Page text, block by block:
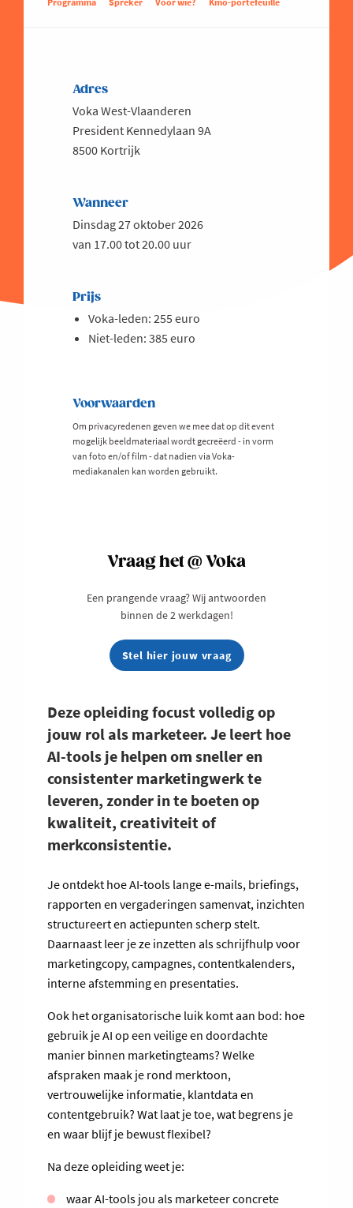
Deze opleiding focust volledig op
jouw rol als marketeer. Je leert hoe
AI-tools je helpen om sneller en
consistenter marketingwerk te
leveren, zonder in te boeten op
kwaliteit, creativiteit of
merkconsistentie.
Je ontdekt hoe AI-tools lange e-mails, briefings,
rapporten en vergaderingen samenvat, inzichten
structureert en actiepunten scherp stelt.
Daarnaast leer je ze inzetten als schrijfhulp voor
marketingcopy, campagnes, contentkalenders,
interne afstemming en presentaties.
Ook het organisatorische luik komt aan bod: hoe
gebruik je AI op een veilige en doordachte
manier binnen marketingteams? Welke
afspraken maak je rond merktoon,
vertrouwelijke informatie, klantdata en
contentgebruik? Wat laat je toe, wat begrens je
en waar blijf je bewust flexibel?
Na deze opleiding weet je:
waar AI-tools jou als marketeer concrete
Adres
Voka West-Vlaanderen
President Kennedylaan 9A
8500 Kortrijk
Wanneer
Dinsdag 27 oktober 2026
van 17.00 tot 20.00 uur
Prijs
Voka-leden: 255 euro
Niet-leden: 385 euro
Voorwaarden
Om privacyredenen geven we mee dat op dit event
mogelijk beeldmateriaal wordt gecreëerd - in vorm
van foto en/of film - dat nadien via Voka-
mediakanalen kan worden gebruikt.
Vraag het @ Voka
Een prangende vraag? Wij antwoorden
binnen de 2 werkdagen!
Stel hier jouw vraag